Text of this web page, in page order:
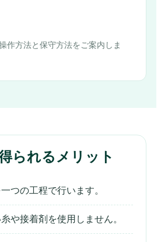
作方法と保守方法をご案内しま
られるメリット
つの工程で行います。
や接着剤を使用しません。